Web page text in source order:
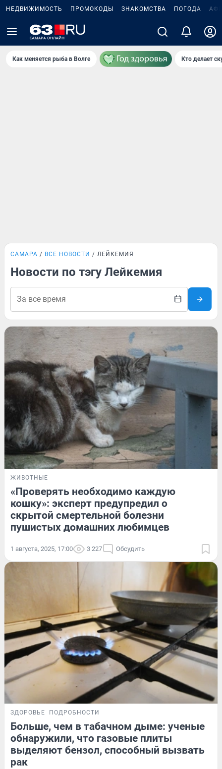
НЕДВИЖИМОСТЬ ПРОМОКОДЫ ЗНАКОМСТВА ПОГОДА
Как меняется рыба в Волге Кто делает
САМАРА ВСЕ НОВОСТИ ЛЕЙКЕМИЯ
Новости по тэгу Лейкемия
ЖИВОТНЫЕ
«Проверять необходимо каждую
кошку»: эксперт предупредил о
скрытой смертельной болезни
пушистых домашних любимцев
1 августа, 2025, 17:00 3 227 Обсудить
ЗДОРОВЬЕ ПОДРОБНОСТИ
Больше, чем в табачном дыме: ученые
обнаружили, что газовые плиты
выделяют бензол, способный вызвать
рак